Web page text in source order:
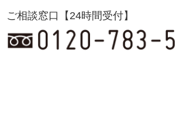
ご相談窓口【24時間受付】